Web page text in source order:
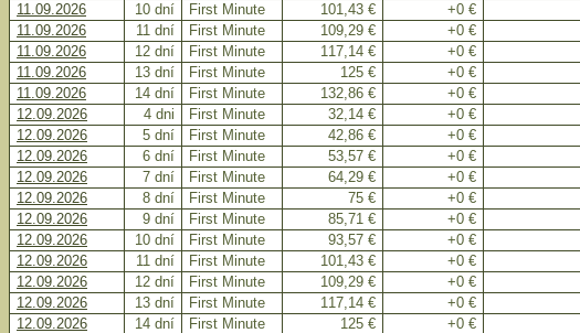
11.09.2026
10 dní First Minute 101,43 €
+0 €
11.09.2026
11 dní First Minute 109,29 €
+0 €
11.09.2026
12 dní First Minute 117,14 €
+0 €
11.09.2026
13 dní First Minute 125 €
+0 €
11.09.2026
14 dní First Minute 132,86 €
+0 €
12.09.2026
4 dni First Minute 32,14 €
+0 €
12.09.2026
5 dní First Minute 42,86 €
+0 €
12.09.2026
6 dní First Minute 53,57 €
+0 €
12.09.2026
7 dní First Minute 64,29 €
+0 €
12.09.2026
8 dní First Minute 75 €
+0 €
12.09.2026
9 dní First Minute 85,71 €
+0 €
12.09.2026
10 dní First Minute 93,57 €
+0 €
12.09.2026
11 dní First Minute 101,43 €
+0 €
12.09.2026
12 dní First Minute 109,29 €
+0 €
12.09.2026
13 dní First Minute 117,14 €
+0 €
12.09.2026
14 dní First Minute 125 €
+0 €